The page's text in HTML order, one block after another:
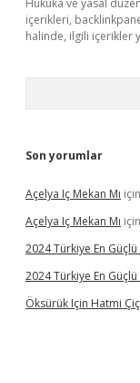
Hukuka ve yasal
içerikleri,
halinde, ilgili içerikler
Son yorumlar
Açelya Iç Mekan Mı için
Açelya Iç Mekan Mı için
2024 Türkiye En Güçlü
2024 Türkiye En Güçlü
Öksürük Için Hatmi